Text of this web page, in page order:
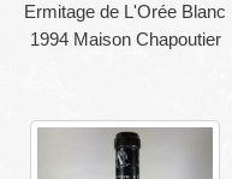
Ermitage de L'Orée Blanc
1994 Maison Chapoutier